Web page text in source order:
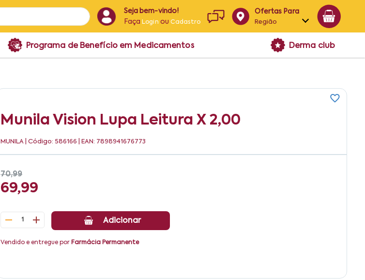
Seja bem-vindo!
Faça Login ouCadastro
Ofertas Para
Região
Alagoas
Programa de Benefício em Medicamentos Derma club
Munila Vision Lupa Leitura X 2,00
MUNILA | Código: 586166 | EAN: 7898941676773
70,99
69,99
1 Adicionar
Vendido e entregue por Farmácia Permanente